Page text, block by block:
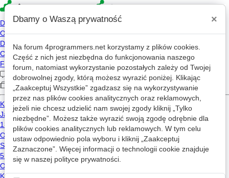
4p » Forum
Hardware/Software
« 1 2 ... 758 ... 773 »
Nowy wątek
Aplikacja do zbiarania danych.
2 518
PawelZE 2024-10-21 06:14
Dbamy o Waszą prywatność ×
Na forum 4programmers.net korzystamy z plików cookies.
Część z nich jest niezbędna do funkcjonowania naszego
forum, natomiast wykorzystanie pozostałych zależy od Twojej
dobrowolnej zgody, którą możesz wyrazić poniżej. Klikając
„Zaakceptuj Wszystkie” zgadzasz się na wykorzystywanie
przez nas plików cookies analitycznych oraz reklamowych,
jeżeli nie chcesz udzielić nam swojej zgody kliknij „Tylko
niezbędne”. Możesz także wyrazić swoją zgodę odrębnie dla
plików cookies analitycznych lub reklamowych. W tym celu
ustaw odpowiednio pola wyboru i kliknij „Zaakceptuj
Zaznaczone”. Więcej informacji o technologii cookie znajduje
się w naszej polityce prywatności.